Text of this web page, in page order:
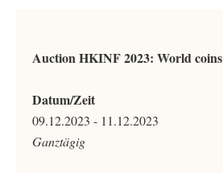
Auction HKINF 2023: World coins
Datum/Zeit
09.12.2023 - 11.12.2023
Ganztägig